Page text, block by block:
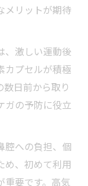
メリットが期待
、激しい運動後
カプセルが積極
日前から取り
ガの予防に役立
腔への負担、個
め、初めて利用
重要です。高気